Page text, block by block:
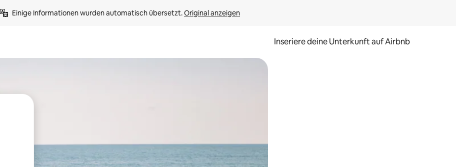
Einige Informationen wurden automatisch übersetzt. Original anzeigen
Inseriere deine Unterkunft auf Airbnb